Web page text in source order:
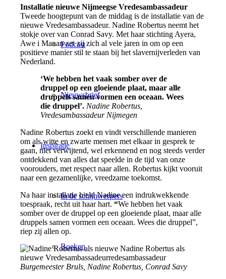
Podcast
Nieuwsbrief
Inspiratie
In de schijnwerpers
Boeken
Installatie nieuwe Nijmeegse Vredesambassadeur
Tweede hoogtepunt van de middag is de installatie van de
nieuwe Vredesambassadeur. Nadine Robertus neemt het
stokje over van Conrad Savy. Met haar stichting Ayera,
Awe i Manan zet zij zich al vele jaren in om op een
positieve manier stil te staan bij het slavernijverleden van
Nederland.
‘We hebben het vaak somber over de
druppel op een gloeiende plaat, maar alle
druppels samen vormen een oceaan. Wees
die druppel’. Nadine Robertus,
Vredesambassadeur Nijmegen
Nadine Robertus zoekt en vindt verschillende manieren
om als witte en zwarte mensen met elkaar in gesprek te
gaan, niet verwijtend, wel erkennend en nog steeds verder
ontdekkend van alles dat speelde in de tijd van onze
voorouders, met respect naar allen. Robertus kijkt vooruit
naar een gezamenlijke, vreedzame toekomst.
Na haar installatie hield Nadine een indrukwekkende
toespraak, recht uit haar hart.“We hebben het vaak
somber over de druppel op een gloeiende plaat, maar alle
druppels samen vormen een oceaan. Wees die druppel”,
riep zij allen op.
Burgemeester Bruls, Nadine Robertus, Conrad Savy